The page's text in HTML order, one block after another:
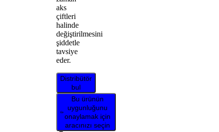
aks
çiftleri
halinde
değiştirilmesini
şiddetle
tavsiye
eder.
Distribütör
bul
Bu ürünün
uygunluğunu
onaylamak için
aracınızı seçin